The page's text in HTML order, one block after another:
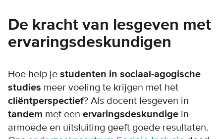
De kracht van lesgeven met
ervaringsdeskundigen
Hoe help je studenten in sociaal-agogische
studies meer voeling te krijgen met het
cliëntperspectief? Als docent lesgeven in
tandem met een ervaringsdeskundige in
armoede en uitsluiting geeft goede resultaten.